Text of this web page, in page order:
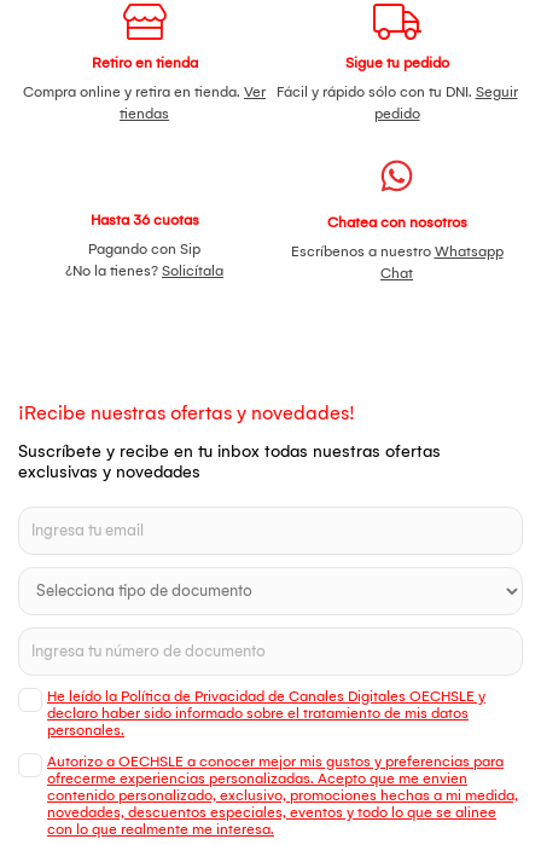
Retiro en tienda
Compra online y retira en tienda. Ver
tiendas
Sigue tu pedido
Fácil y rápido sólo con tu DNI. Seguir
pedido
Hasta 36 cuotas
Pagando con Sip
¿No la tienes? Solicítala
Chatea con nosotros
Escríbenos a nuestro Whatsapp
Chat
¡Recibe nuestras ofertas y novedades!
Suscríbete y recibe en tu inbox todas nuestras ofertas
exclusivas y novedades
He leído la Política de Privacidad de Canales Digitales OECHSLE y
declaro haber sido informado sobre el tratamiento de mis datos
personales.
Autorizo a OECHSLE a conocer mejor mis gustos y preferencias para
ofrecerme experiencias personalizadas. Acepto que me envien
contenido personalizado, exclusivo, promociones hechas a mi medida,
novedades, descuentos especiales, eventos y todo lo que se alinee
con lo que realmente me interesa.